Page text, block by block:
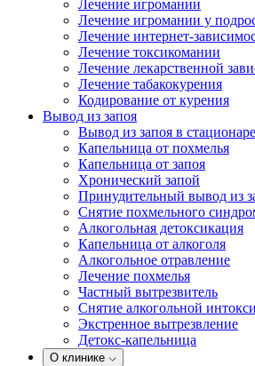
Лечение игромании
Лечение игромании у
Лечение интернет-
Лечение токсикомании
Лечение лекарственной
Лечение табакокурения
Кодирование от курения
Вывод из запоя
Вывод из запоя в стационаре
Капельница от похмелья
Капельница от запоя
Хронический запой
Принудительный вывод из
Снятие похмельного
Алкогольная детоксикация
Капельница от алкоголя
Алкогольное отравление
Лечение похмелья
Частный вытрезвитель
Снятие алкогольной
Экстренное вытрезвление
Детокс-капельница
О клинике